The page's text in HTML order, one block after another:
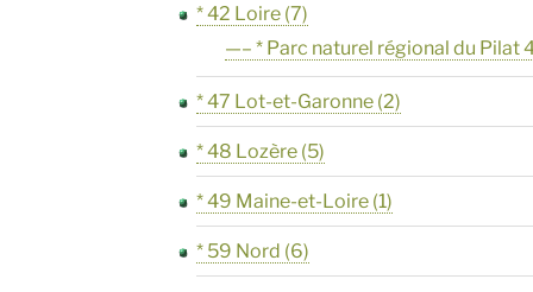
* 42 Loire (7)
—– * Parc naturel régional du Pilat
* 47 Lot-et-Garonne (2)
* 48 Lozère (5)
* 49 Maine-et-Loire (1)
* 59 Nord (6)